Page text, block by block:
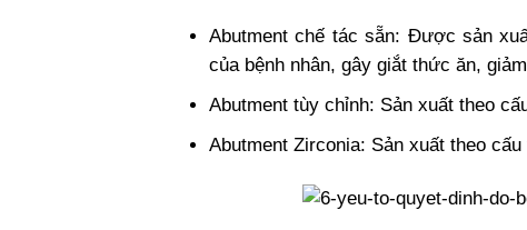
Abutment chế tác sẵn: Được sản
của bệnh nhân, gây giắt thức ăn,
Abutment tùy chỉnh: Sản xuất theo
Abutment Zirconia: Sản xuất theo